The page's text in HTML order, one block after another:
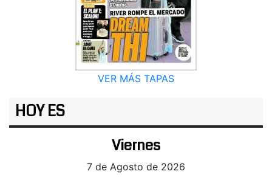
VER MÁS TAPAS
HOY ES
Viernes
7 de Agosto de 2026